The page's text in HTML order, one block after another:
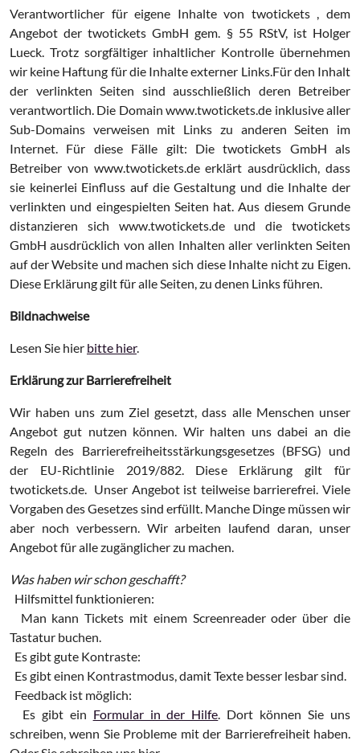
Verantwortlicher für eigene Inhalte von twotickets , dem
Angebot der twotickets GmbH gem. § 55 RStV, ist Holger
Lueck. Trotz sorgfältiger inhaltlicher Kontrolle übernehmen
wir keine Haftung für die Inhalte externer Links.Für den Inhalt
der verlinkten Seiten sind ausschließlich deren Betreiber
verantwortlich. Die Domain www.twotickets.de inklusive aller
Sub-Domains verweisen mit Links zu anderen Seiten im
Internet. Für diese Fälle gilt: Die twotickets GmbH als
Betreiber von www.twotickets.de erklärt ausdrücklich, dass
sie keinerlei Einfluss auf die Gestaltung und die Inhalte der
verlinkten und eingespielten Seiten hat. Aus diesem Grunde
distanzieren sich www.twotickets.de und die twotickets
GmbH ausdrücklich von allen Inhalten aller verlinkten Seiten
auf der Website und machen sich diese Inhalte nicht zu Eigen.
Diese Erklärung gilt für alle Seiten, zu denen Links führen.
Bildnachweise
Lesen Sie hier bitte hier.
Erklärung zur Barrierefreiheit
Wir haben uns zum Ziel gesetzt, dass alle Menschen unser
Angebot gut nutzen können. Wir halten uns dabei an die
Regeln des Barrierefreiheitsstärkungsgesetzes (BFSG) und
der EU-Richtlinie 2019/882. Diese Erklärung gilt für
twotickets.de. Unser Angebot ist teilweise barrierefrei. Viele
Vorgaben des Gesetzes sind erfüllt. Manche Dinge müssen wir
aber noch verbessern. Wir arbeiten laufend daran, unser
Angebot für alle zugänglicher zu machen.
Was haben wir schon geschafft?
Hilfsmittel funktionieren:
Man kann Tickets mit einem Screenreader oder über die
Tastatur buchen.
Es gibt gute Kontraste:
Es gibt einen Kontrastmodus, damit Texte besser lesbar sind.
Feedback ist möglich:
Es gibt ein Formular in der Hilfe. Dort können Sie uns
schreiben, wenn Sie Probleme mit der Barrierefreiheit haben.